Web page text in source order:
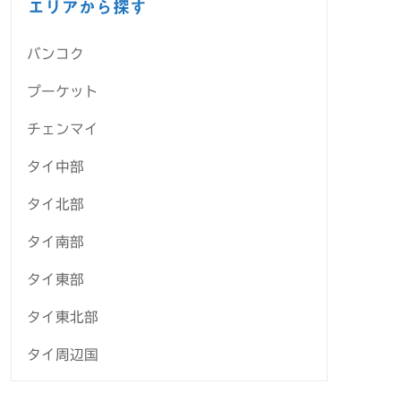
エリアから探す
バンコク
プーケット
チェンマイ
タイ中部
タイ北部
タイ南部
タイ東部
タイ東北部
タイ周辺国